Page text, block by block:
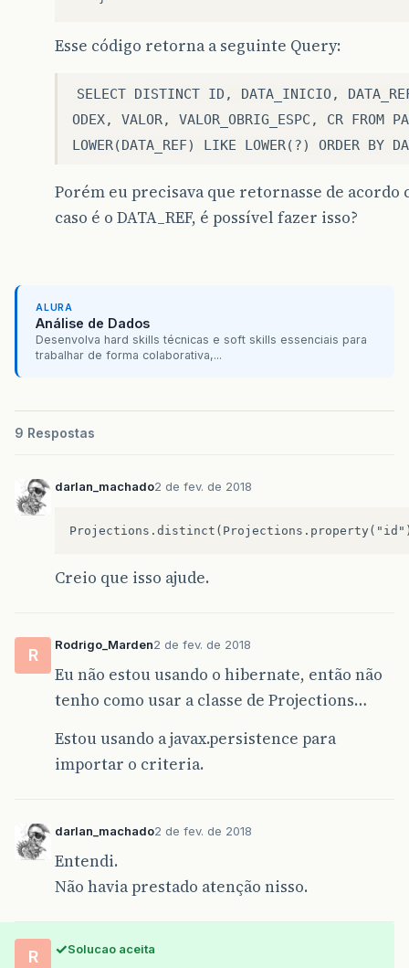
Esse código retorna a seguinte Query:
SELECT DISTINCT ID, DATA_INICIO,
ODEX, VALOR, VALOR_OBRIG_ESPC, CR FROM
LOWER(DATA_REF) LIKE LOWER(?) ORDER BY
Porém eu precisava que retornasse de acordo
caso é o DATA_REF, é possível fazer isso?
ALURA
Análise de Dados
Desenvolva hard skills técnicas e soft skills essenciais para
trabalhar de forma colaborativa,...
9 Respostas
darlan_machado2 de fev. de 2018
Creio que isso ajude.
R
Rodrigo_Marden2 de fev. de 2018
Eu não estou usando o hibernate, então não
tenho como usar a classe de Projections…
Estou usando a javax.persistence para
importar o criteria.
darlan_machado2 de fev. de 2018
Entendi.
Não havia prestado atenção nisso.
R
Solucao aceita